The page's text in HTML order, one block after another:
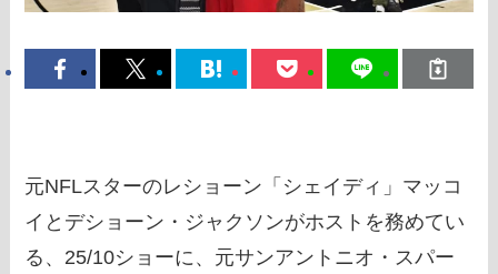
元NFLスターのレショーン「シェイディ」マッコ
イとデショーン・ジャクソンがホストを務めてい
る、25/10ショーに、元サンアントニオ・スパー